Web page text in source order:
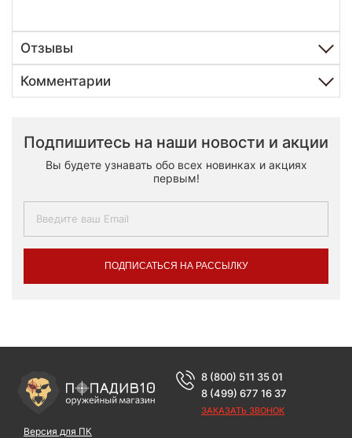
Отзывы
Комментарии
Подпишитесь на наши новости и акции
Вы будете узнавать обо всех новинках и акциях
первым!
ПОДПИСАТЬСЯ НА РАССЫЛКУ
Версия для ПК
8 (800) 511 35 01
8 (499) 677 16 37
ЗАКАЗАТЬ ЗВОНОК